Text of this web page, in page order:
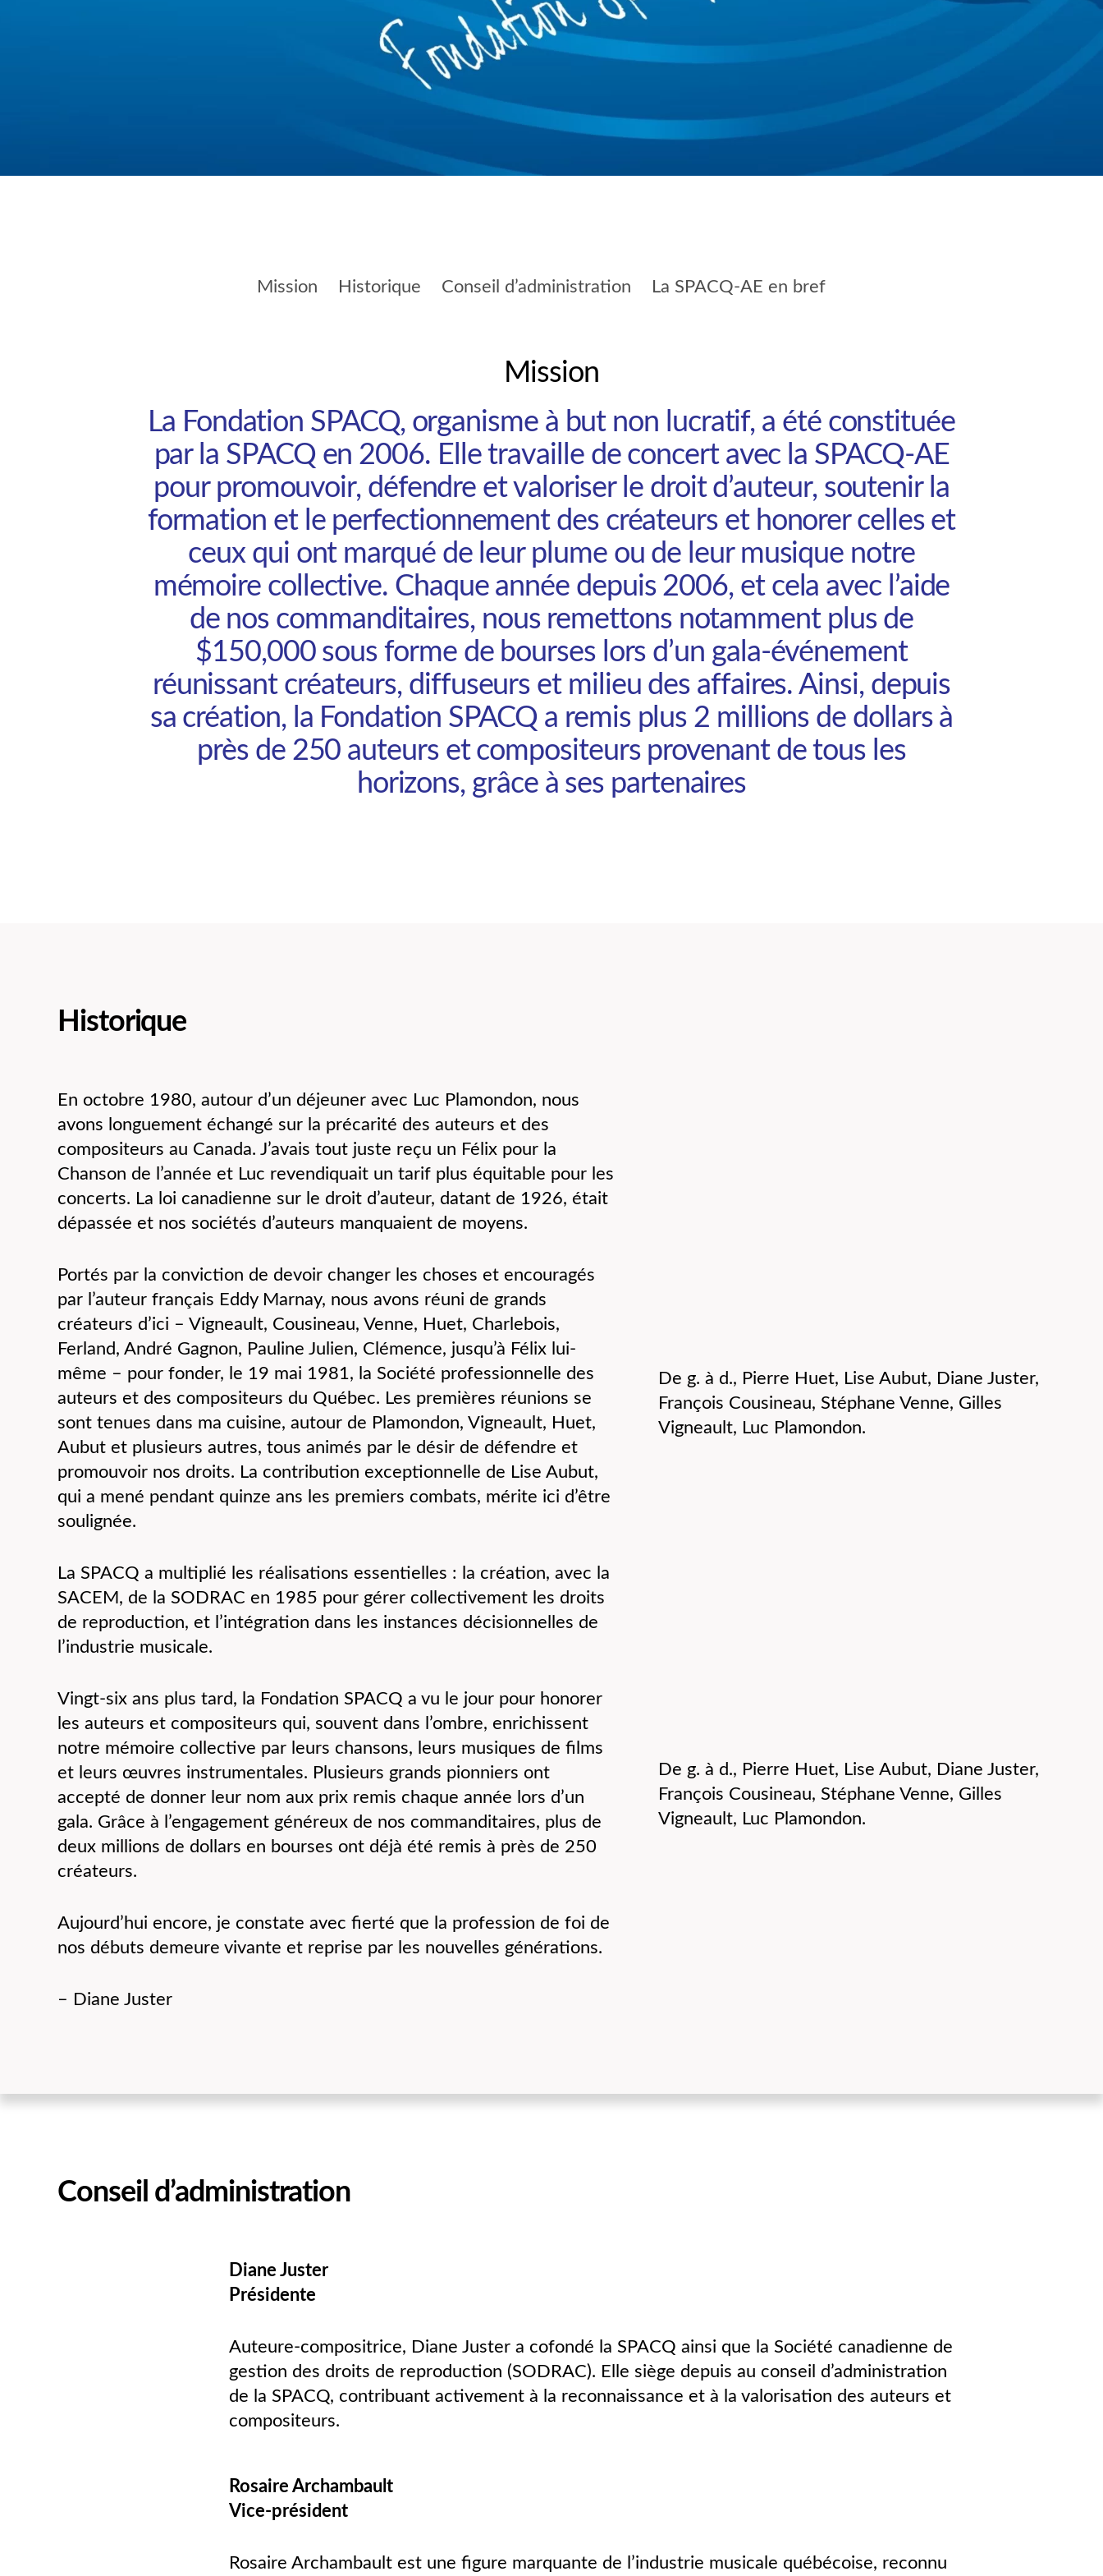
Mission Historique Conseil d’administration La SPACQ-AE en bref
Mission
La Fondation SPACQ, organisme à but non lucratif, a été constituée
par la SPACQ en 2006. Elle travaille de concert avec la SPACQ-AE
pour promouvoir, défendre et valoriser le droit d’auteur, soutenir la
formation et le perfectionnement des créateurs et honorer celles et
ceux qui ont marqué de leur plume ou de leur musique notre
mémoire collective. Chaque année depuis 2006, et cela avec l’aide
de nos commanditaires, nous remettons notamment plus de
$150,000 sous forme de bourses lors d’un gala-événement
réunissant créateurs, diffuseurs et milieu des affaires. Ainsi, depuis
sa création, la Fondation SPACQ a remis plus 2 millions de dollars à
près de 250 auteurs et compositeurs provenant de tous les
horizons, grâce à ses partenaires
Historique
En octobre 1980, autour d’un déjeuner avec Luc Plamondon, nous
avons longuement échangé sur la précarité des auteurs et des
compositeurs au Canada. J’avais tout juste reçu un Félix pour la
Chanson de l’année et Luc revendiquait un tarif plus équitable pour les
concerts. La loi canadienne sur le droit d’auteur, datant de 1926, était
dépassée et nos sociétés d’auteurs manquaient de moyens.
Portés par la conviction de devoir changer les choses et encouragés
par l’auteur français Eddy Marnay, nous avons réuni de grands
créateurs d’ici – Vigneault, Cousineau, Venne, Huet, Charlebois,
Ferland, André Gagnon, Pauline Julien, Clémence, jusqu’à Félix lui-
même – pour fonder, le 19 mai 1981, la Société professionnelle des
auteurs et des compositeurs du Québec. Les premières réunions se
sont tenues dans ma cuisine, autour de Plamondon, Vigneault, Huet,
Aubut et plusieurs autres, tous animés par le désir de défendre et
promouvoir nos droits. La contribution exceptionnelle de Lise Aubut,
qui a mené pendant quinze ans les premiers combats, mérite ici d’être
soulignée.
La SPACQ a multiplié les réalisations essentielles : la création, avec la
SACEM, de la SODRAC en 1985 pour gérer collectivement les droits
de reproduction, et l’intégration dans les instances décisionnelles de
l’industrie musicale.
Vingt-six ans plus tard, la Fondation SPACQ a vu le jour pour honorer
les auteurs et compositeurs qui, souvent dans l’ombre, enrichissent
notre mémoire collective par leurs chansons, leurs musiques de films
et leurs œuvres instrumentales. Plusieurs grands pionniers ont
accepté de donner leur nom aux prix remis chaque année lors d’un
gala. Grâce à l’engagement généreux de nos commanditaires, plus de
deux millions de dollars en bourses ont déjà été remis à près de 250
créateurs.
Aujourd’hui encore, je constate avec fierté que la profession de foi de
nos débuts demeure vivante et reprise par les nouvelles générations.
– Diane Juster
De g. à d., Pierre Huet, Lise Aubut, Diane Juster,
François Cousineau, Stéphane Venne, Gilles
Vigneault, Luc Plamondon.
De g. à d., Pierre Huet, Lise Aubut, Diane Juster,
François Cousineau, Stéphane Venne, Gilles
Vigneault, Luc Plamondon.
Conseil d’administration
Diane Juster
Présidente
Auteure-compositrice, Diane Juster a cofondé la SPACQ ainsi que la Société canadienne de
gestion des droits de reproduction (SODRAC). Elle siège depuis au conseil d’administration
de la SPACQ, contribuant activement à la reconnaissance et à la valorisation des auteurs et
compositeurs.
Rosaire Archambault
Vice-président
Rosaire Archambault est une figure marquante de l’industrie musicale québécoise, reconnu